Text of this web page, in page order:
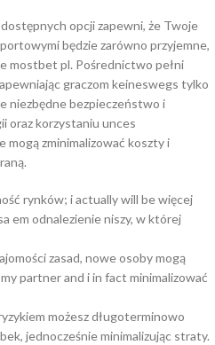
opcji zapewni, że Twoje
będzie zarówno przyjemne,
mostbet pl. Pośrednictwo pełni
graczom keineswegs tylko
niezbędne bezpieczeństwo i
oraz korzystaniu unces
zminimalizować koszty i
rynków; i actually will be więcej
em odnalezienie niszy, w której
zasad, nowe osoby mogą
partner and i in fact minimalizować
możesz długoterminowo
jednocześnie minimalizując straty.